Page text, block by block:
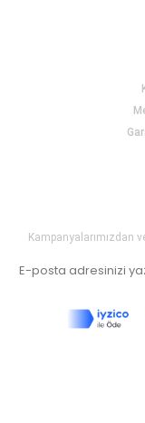
Kampanyalarımızdan